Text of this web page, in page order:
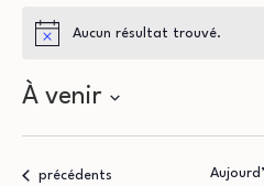
Notice
Aucun résultat trouvé.
À venir
Sélectionnez
Évènements
précédents